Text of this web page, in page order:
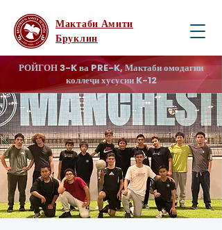
Мактаби Амити
Бруклин
РОЙГОН 3-K ва PRE-K, Мактаби омодагии
коллеҷи хусусии K-12